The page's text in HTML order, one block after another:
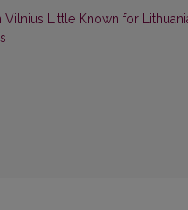
Vilnius Little Known for